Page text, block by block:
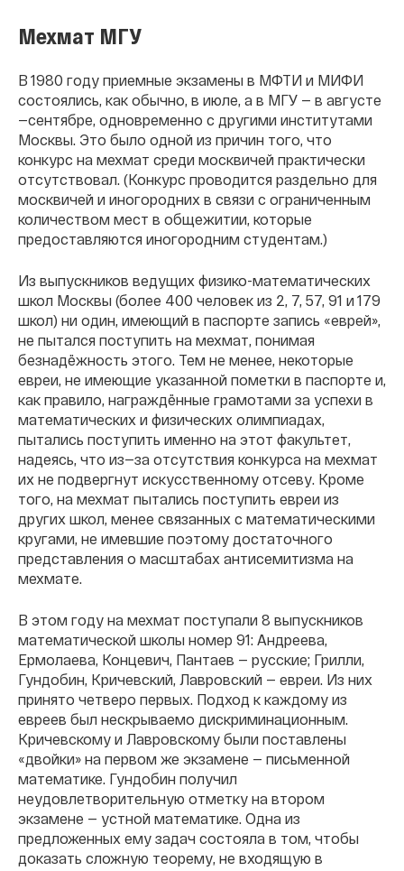
Мехмат МГУ
В 1980 году приемные экзамены в МФТИ и МИФИ
состоялись, как обычно, в июле, а в МГУ — в августе
—сентябре, одновременно с другими институтами
Москвы. Это было одной из причин того, что
конкурс на мехмат среди москвичей практически
отсутствовал. (Конкурс проводится раздельно для
москвичей и иногородних в связи с ограниченным
количеством мест в общежитии, которые
предоставляются иногородним студентам.)
Из выпускников ведущих физико-математических
школ Москвы (более 400 человек из 2, 7, 57, 91 и 179
школ) ни один, имеющий в паспорте запись «еврей»,
не пытался поступить на мехмат, понимая
безнадёжность этого. Тем не менее, некоторые
евреи, не имеющие указанной пометки в паспорте и,
как правило, награждённые грамотами за успехи в
математических и физических олимпиадах,
пытались поступить именно на этот факультет,
надеясь, что из—за отсутствия конкурса на мехмат
их не подвергнут искусственному отсеву. Кроме
того, на мехмат пытались поступить евреи из
других школ, менее связанных с математическими
кругами, не имевшие поэтому достаточного
представления о масштабах антисемитизма на
мехмате.
В этом году на мехмат поступали 8 выпускников
математической школы номер 91: Андреева,
Ермолаева, Концевич, Пантаев — русские; Грилли,
Гундобин, Кричевский, Лавровский — евреи. Из них
принято четверо первых. Подход к каждому из
евреев был нескрываемо дискриминационным.
Кричевскому и Лавровскому были поставлены
«двойки» на первом же экзамене — письменной
математике. Гундобин получил
неудовлетворительную отметку на втором
экзамене — устной математике. Одна из
предложенных ему задач состояла в том, чтобы
доказать сложную теорему, не входящую в